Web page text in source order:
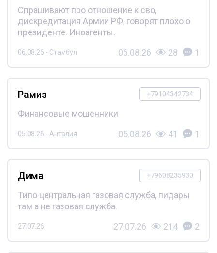
Спрашивают про отношение к сво,
дискредитация Армии РФ, говорят плохо о
президенте. Иноагенты.
06.08.26 - Стамбул 06.08.26 28 1
+79104342734
Рамиз
Финансовые мошенники
05.08.26 - Анталия 05.08.26 41 1
+79608235930
Дима
Типо центральная газовая служба, пидары
там а не газовая служба.
27.07.26 27.07.26 214 2